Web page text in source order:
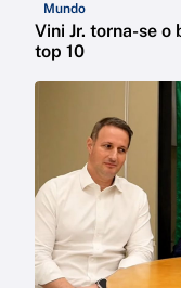
Mundo
Vini Jr. torna-se o
top 10